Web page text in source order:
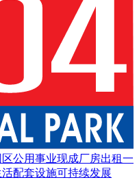
公用事业现成厂房出租一
活配套设施可持续发展